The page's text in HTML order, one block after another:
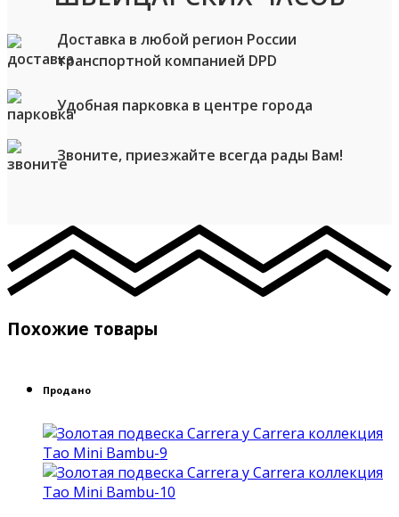
Доставка в любой регион России
транспортной компанией DPD
Удобная парковка в центре города
Звоните, приезжайте всегда рады Вам!
Похожие товары
Продано